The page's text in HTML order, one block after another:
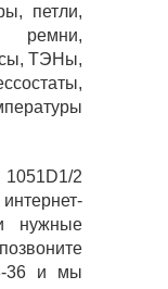
петли,
ТЭНы,
2
нужные
36 и мы